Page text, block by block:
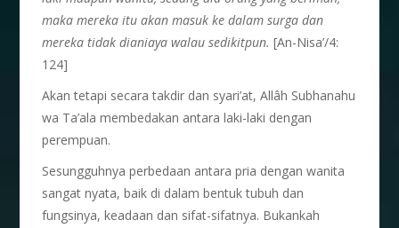
maka mereka itu akan masuk ke dalam surga dan
mereka tidak dianiaya walau sedikitpun. [An-Nisa’/4:
124]
Akan tetapi secara takdir dan syari’at, Allâh Subhanahu
wa Ta’ala membedakan antara laki-laki dengan
perempuan.
Sesungguhnya perbedaan antara pria dengan wanita
sangat nyata, baik di dalam bentuk tubuh dan
fungsinya, keadaan dan sifat-sifatnya. Bukankah